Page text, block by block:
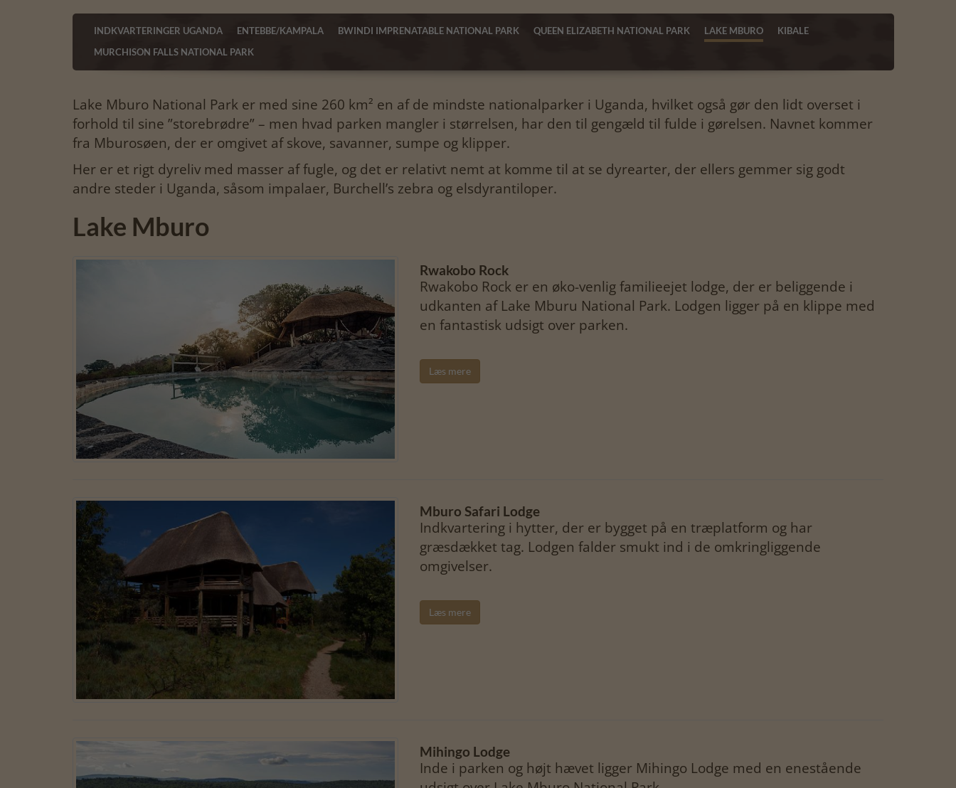
INDKVARTERINGER UGANDA ENTEBBE/KAMPALA BWINDI IMPRENATABLE NATIONAL PARK QUEEN ELIZABETH NATIONAL PARK LAKE MBURO
KIBALE
MURCHISON FALLS NATIONAL PARK
Lake Mburo National Park er med sine 260 km² en af de mindste nationalparker i Uganda, hvilket også gør den lidt overset i
forhold til sine ”storebrødre” – men hvad parken mangler i størrelsen, har den til gengæld til fulde i gørelsen. Navnet kommer
fra Mburosøen, der er omgivet af skove, savanner, sumpe og klipper.
Her er et rigt dyreliv med masser af fugle, og det er relativt nemt at komme til at se dyrearter, der ellers gemmer sig godt
andre steder i Uganda, såsom impalaer, Burchell’s zebra og elsdyrantiloper.
Lake Mburo
Rwakobo Rock
Rwakobo Rock er en øko-venlig familieejet lodge, der er beliggende i
udkanten af Lake Mburu National Park. Lodgen ligger på en klippe med
en fantastisk udsigt over parken.
Læs mere
Mburo Safari Lodge
Indkvartering i hytter, der er bygget på en træplatform og har
græsdækket tag. Lodgen falder smukt ind i de omkringliggende
omgivelser.
Læs mere
Mihingo Lodge
Inde i parken og højt hævet ligger Mihingo Lodge med en enestående